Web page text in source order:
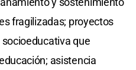
fragilizadas; proyectos
que
asistencia